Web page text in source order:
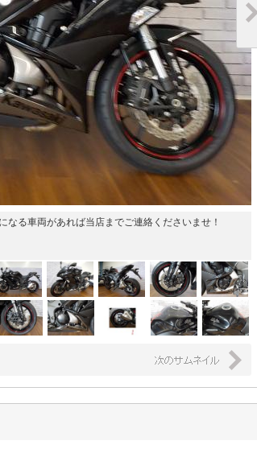
る車両があれば当店までご連絡くださいませ！